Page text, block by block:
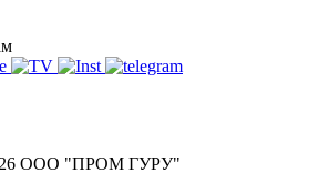
ООО "ПРОМ ГУРУ"